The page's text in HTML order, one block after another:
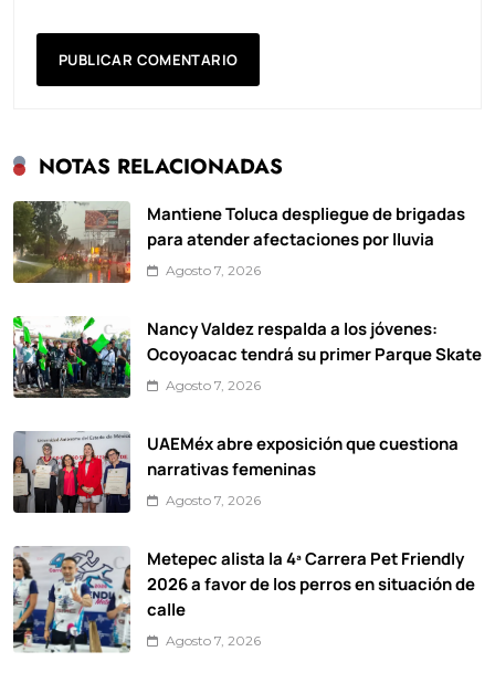
NOTAS RELACIONADAS
Mantiene Toluca despliegue de brigadas
para atender afectaciones por lluvia
Agosto 7, 2026
Nancy Valdez respalda a los jóvenes:
Ocoyoacac tendrá su primer Parque Skate
Agosto 7, 2026
UAEMéx abre exposición que cuestiona
narrativas femeninas
Agosto 7, 2026
Metepec alista la 4ª Carrera Pet Friendly
2026 a favor de los perros en situación de
calle
Agosto 7, 2026